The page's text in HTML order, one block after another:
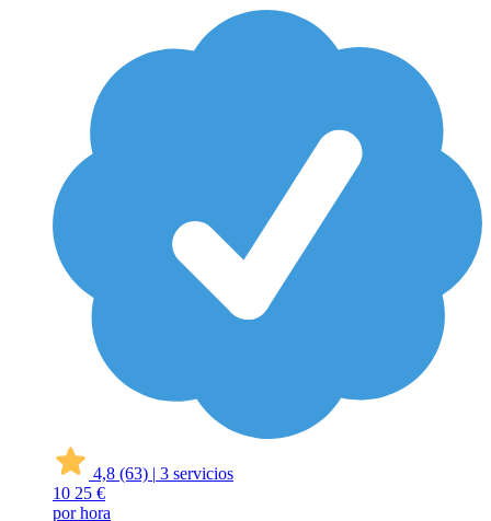
4,8 (63) | 3 servicios
10 25 €
por hora